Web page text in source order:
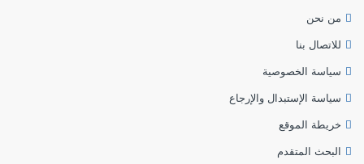
من نحن
للاتصال بنا
سياسة الخصوصية
سياسة الإستبدال والإرجاع
خريطة الموقع
البحث المتقدم